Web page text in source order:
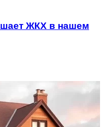
ЖКХ в нашем